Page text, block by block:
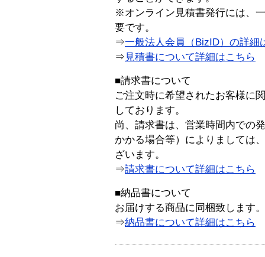
※オンライン見積書発行には、
要です。
⇒一般法人会員（BizID）の詳細
⇒ 見積書について詳細はこちら
■請求書について
ご注文時に希望されたお客様に
しております。
尚、請求書は、営業時間内での
かかる場合等）によりましては
ざいます。
⇒請求書について詳細はこちら
■納品書について
お届けする商品に同梱致します。
⇒納品書について詳細はこちら